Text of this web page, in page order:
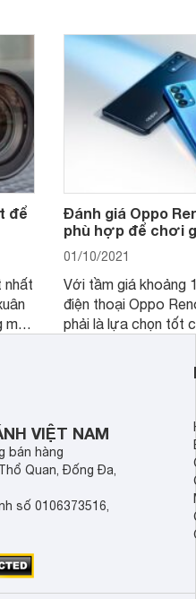
để
nhất
Đánh giá Oppo
phù hợp để chơi
01/10/2021
Với tầm giá khoảng
điện thoại Oppo
phải là lựa chọn tốt
VIỆT NAM
bán hàng
Quan, Đống Đa,
số 0106373516,